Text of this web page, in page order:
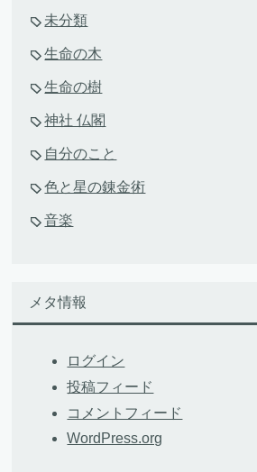
未分類
生命の木
生命の樹
神社 仏閣
自分のこと
色と星の錬金術
音楽
メタ情報
ログイン
投稿フィード
コメントフィード
WordPress.org